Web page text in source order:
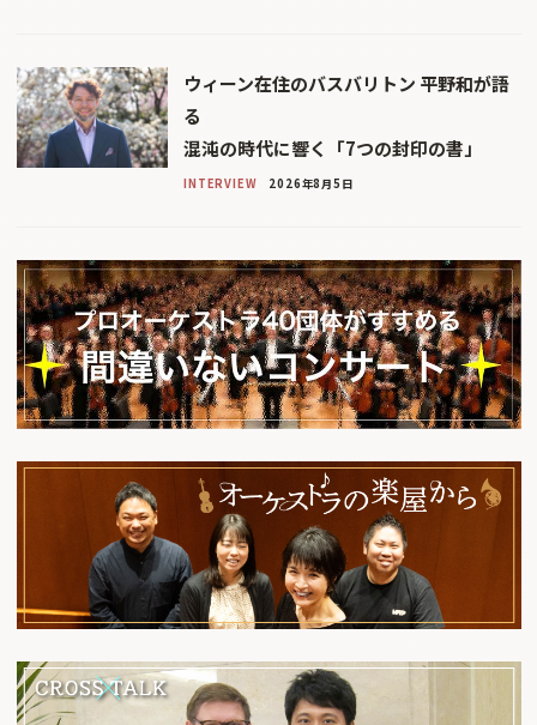
ウィーン在住のバスバリトン 平野和が語
る
混沌の時代に響く「7つの封印の書」
INTERVIEW 2026年8月5日